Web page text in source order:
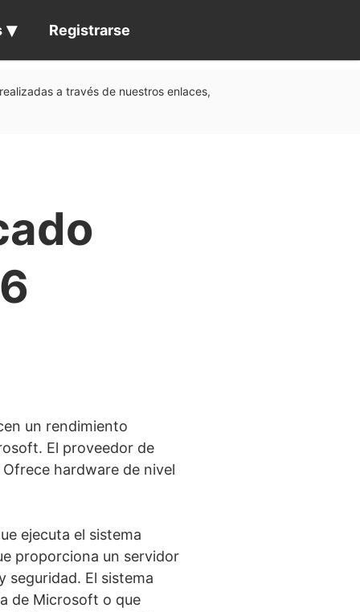
Registrarse
a través de nuestros enlaces,
un rendimiento
El proveedor de
hardware de nivel
ejecuta el sistema
proporciona un servidor
seguridad. El sistema
de Microsoft o que